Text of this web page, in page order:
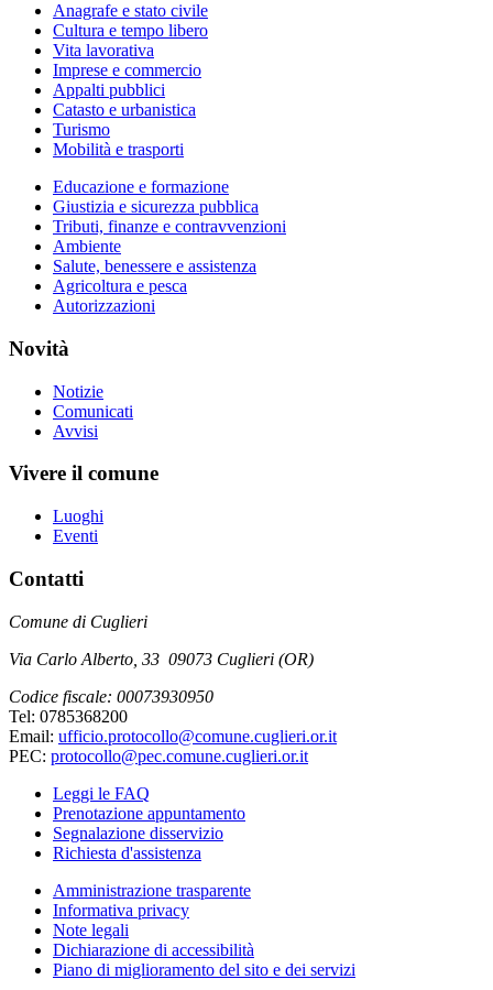
Anagrafe e stato civile
Cultura e tempo libero
Vita lavorativa
Imprese e commercio
Appalti pubblici
Catasto e urbanistica
Turismo
Mobilità e trasporti
Educazione e formazione
Giustizia e sicurezza pubblica
Tributi, finanze e contravvenzioni
Ambiente
Salute, benessere e assistenza
Agricoltura e pesca
Autorizzazioni
Novità
Notizie
Comunicati
Avvisi
Vivere il comune
Luoghi
Eventi
Contatti
Comune di Cuglieri
Via Carlo Alberto, 33 09073 Cuglieri (OR)
Codice fiscale: 00073930950
Tel: 0785368200
Email: ufficio.protocollo@comune.cuglieri.or.it
PEC: protocollo@pec.comune.cuglieri.or.it
Leggi le FAQ
Prenotazione appuntamento
Segnalazione disservizio
Richiesta d'assistenza
Amministrazione trasparente
Informativa privacy
Note legali
Dichiarazione di accessibilità
Piano di miglioramento del sito e dei servizi